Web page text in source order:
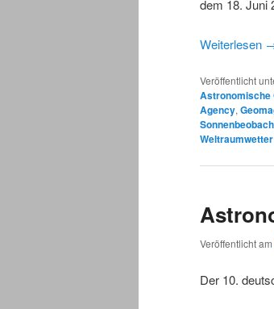
dem 18. Juni
Weiterlesen
Veröffentlicht
Astronomische
Agency,
Weltraumwetter
Veröffentlicht am
Der 10.